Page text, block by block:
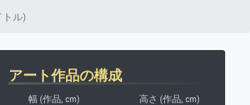
トル)
アート作品の構成
幅 (作品, cm) 高さ (作品, cm)